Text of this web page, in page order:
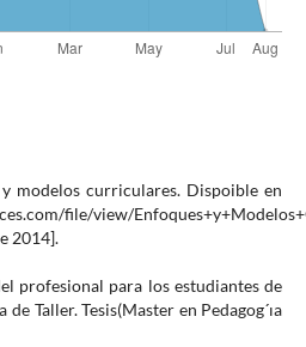
modelos curriculares. Dispoible en
file/view/
2014].
profesional para los estudiantes de
Taller. Tesis(Master en Pedagog´ıa